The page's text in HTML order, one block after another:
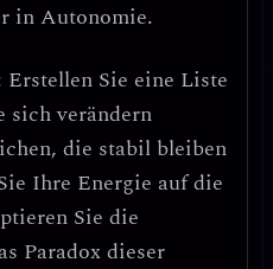
in Autonomie.
Erstellen Sie eine Liste
sich verändern
die stabil bleiben
Ihre Energie auf die
Sie die
Paradox dieser